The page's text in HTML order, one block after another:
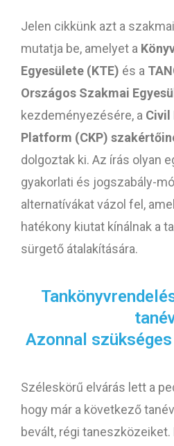
Jelen cikkünk azt a
mutatja be, amelyet a
Egyesülete (KTE) és a
Országos Szakmai
kezdeményezésére, a Civil
Platform (CKP)
dolgoztak ki. Az írás olyan
gyakorlati és jogszabály-
alternatívákat vázol fel,
hatékony kiutat kínálnak a
sürgető átalakítására.
Azonnal
Széleskörű elvárás lett a
hogy már a következő
bevált, régi